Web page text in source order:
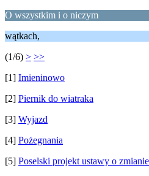
O wszystkim i o niczym
wątkach,
(1/6) > >>
[1] Imieninowo
[2] Piernik do wiatraka
[3] Wyjazd
[4] Pożegnania
[5] Poselski projekt ustawy o